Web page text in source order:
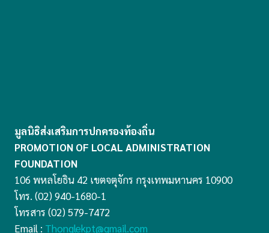
มูลนิธิส่งเสริมการปกครองท้องถิ่น
PROMOTION OF LOCAL ADMINISTRATION
FOUNDATION
106 พหลโยธิน 42 เขตจตุจักร กรุงเทพมหานคร 10900
โทร. (02) 940-1680-1
โทรสาร (02) 579-7472
Email : Thonglekpt@gmail.com